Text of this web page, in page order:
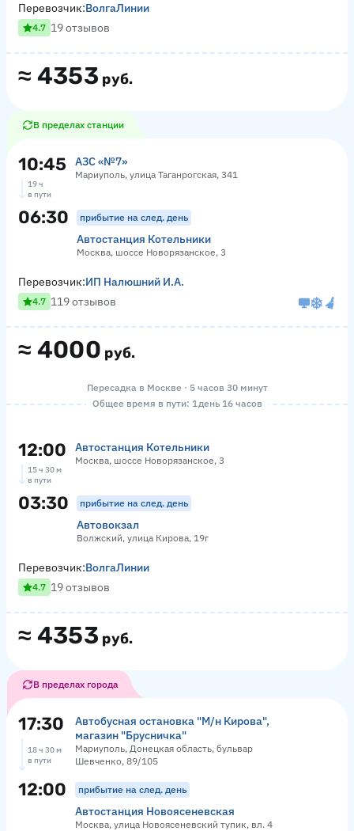
≈ 4353 руб.
Перевозчик:ВолгаЛинии
4.7 19 отзывов
В пределах станции
10:45 АЗС «№7»
Мариуполь, улица Таганрогская, 341
19 ч
в пути
06:30 прибытие на след. день
Автостанция Котельники
Москва, шоссе Новорязанское, 3
≈ 4000 руб.
Перевозчик:ИП Налюшний И.А.
4.7 119 отзывов
Пересадка в Москве · 5 часов 30 минут
Общее время в пути: 1 день 16 часов
12:00 Автостанция Котельники
Москва, шоссе Новорязанское, 3
15 ч 30 м
в пути
03:30 прибытие на след. день
Автовокзал
Волжский, улица Кирова, 19г
≈ 4353 руб.
Перевозчик:ВолгаЛинии
4.7 19 отзывов
В пределах города
17:30
Автобусная остановка "М/н Кирова",
магазин "Брусничка"
Мариуполь, Донецкая область, бульвар
Шевченко, 89/105
18 ч 30 м
в пути
12:00 прибытие на след. день
Автостанция Новоясеневская
Москва, улица Новоясеневский тупик, вл. 4